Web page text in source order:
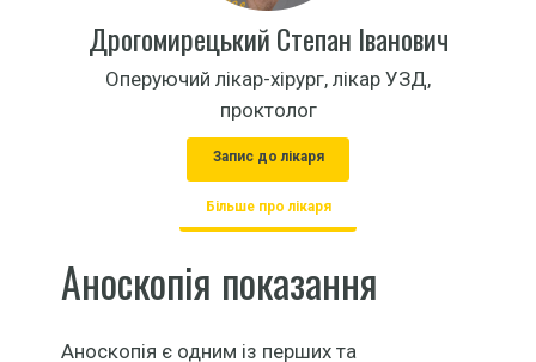
Дрогомирецький Степан Іванович
Оперуючий лікар-хірург, лікар УЗД,
проктолог
Запис до лікаря
Більше про лікаря
Аноскопія показання
Аноскопія є одним із перших та